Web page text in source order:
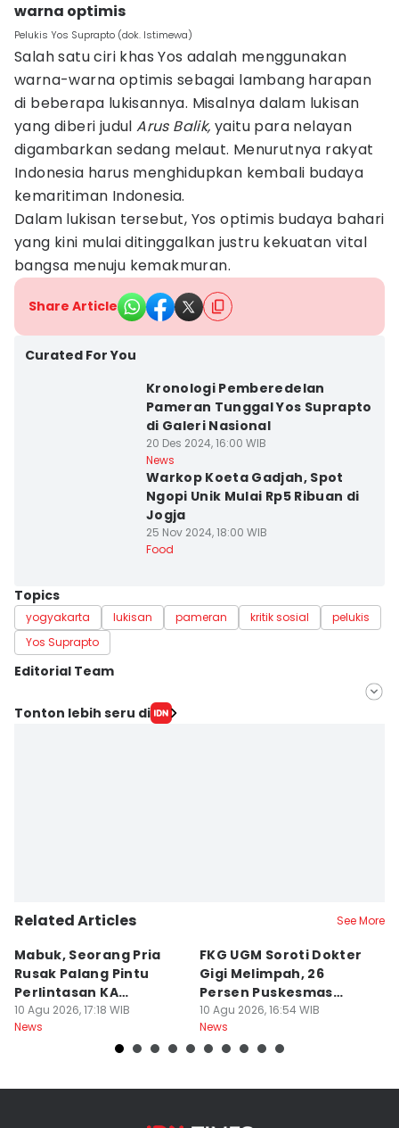
warna optimis
Pelukis Yos Suprapto (dok. Istimewa)
Salah satu ciri khas Yos adalah menggunakan
warna-warna optimis sebagai lambang harapan
di beberapa lukisannya. Misalnya dalam lukisan
yang diberi judulArus Balik,yaitu para nelayan
digambarkan sedang melaut. Menurutnya rakyat
Indonesia harus menghidupkan kembali budaya
kemaritiman Indonesia.
Dalam lukisan tersebut, Yos optimis budaya bahari
yang kini mulai ditinggalkan justru kekuatan vital
bangsa menuju kemakmuran.
Share Article
Curated For You
Kronologi Pemberedelan
Pameran Tunggal Yos Suprapto
di Galeri Nasional
20 Des 2024, 16:00 WIB
News
Warkop Koeta Gadjah, Spot
Ngopi Unik Mulai Rp5 Ribuan di
Jogja
25 Nov 2024, 18:00 WIB
Food
Topics
yogyakarta lukisan pameran kritik sosial
pelukis
Yos Suprapto
Editorial Team
Editor
Tonton lebih seru di
Related Articles See More
Mabuk, Seorang Pria
Rusak Palang Pintu
Perlintasan KA
Banyuraden
10 Agu 2026, 17:18 WIB
News
FKG UGM Soroti Dokter
Gigi Melimpah, 26
Persen Puskesmas
Kurang Nakes
10 Agu 2026, 16:54 WIB
News